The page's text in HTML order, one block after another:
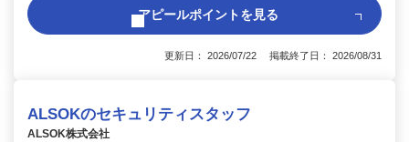
アピールポイントを見る
更新日： 2026/07/22 掲載終了日： 2026/08/31
ALSOKのセキュリティスタッフ
ALSOK株式会社